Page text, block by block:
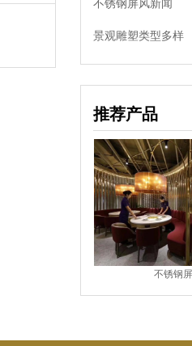
不锈钢屏风新闻
景观雕塑类型多样
推荐产品
不锈钢